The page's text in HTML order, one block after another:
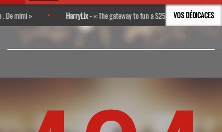
VOS DÉDICACES
mimi HarryLix- The gateway to fun a $25,000 promo code